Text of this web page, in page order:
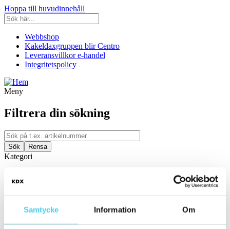
Samtycke Information Om
Hoppa till huvudinnehåll
Webbshop
Kakeldaxgruppen blir Centro
Leveransvillkor e-handel
Integritetspolicy
Meny
Filtrera din sökning
Kategori
Kakel & Klinker
Produkttyp
Vilken typ av produkt letar ni efter?